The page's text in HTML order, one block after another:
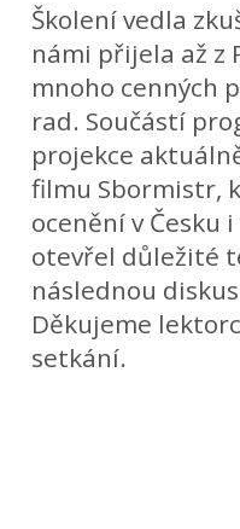
Školení vedla
námi přijela až z
mnoho cenných
rad. Součástí
projekce
filmu Sbormistr,
ocenění v Česku
otevřel důležité
následnou
Děkujeme
setkání.